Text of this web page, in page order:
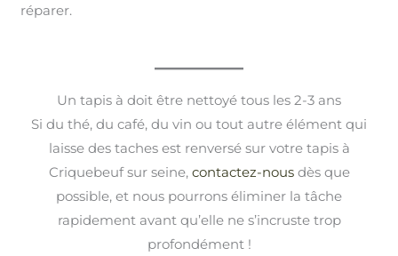
réparer.
Un tapis à doit être nettoyé tous les 2-3 ans
Si du thé, du café, du vin ou tout autre élément qui
laisse des taches est renversé sur votre tapis à
Criquebeuf sur seine, contactez-nousdès que
possible, et nous pourrons éliminer la tâche
rapidement avant qu’elle ne s’incruste trop
profondément !